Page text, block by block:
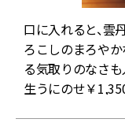
口に入れると、雲
ろこしのまろやか
る気取りのなさ
生うにのせ￥